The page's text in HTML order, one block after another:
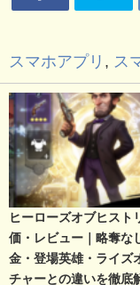
スマホアプリ , ス
ヒーローズオブヒスト
価・レビュー｜略奪な
金・登場英雄・ライズ
チャーとの違いを徹底